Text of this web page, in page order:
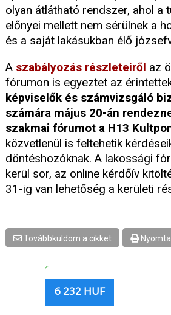
olyan átlátható rendszer, ahol a
előnyei mellett nem sérülnek a
és a saját lakásukban élő
A szabályozás részleteiről az
fórumon is egyeztet az
képviselők és számvizsgáló
számára május 20-án
szakmai fórumot a H13
közvetlenül is feltehetik
döntéshozóknak. A lakossági
kerül sor, az online kérdőív
31-ig van lehetőség a kerületi
Továbbküldöm a cikket
6 232 HUF